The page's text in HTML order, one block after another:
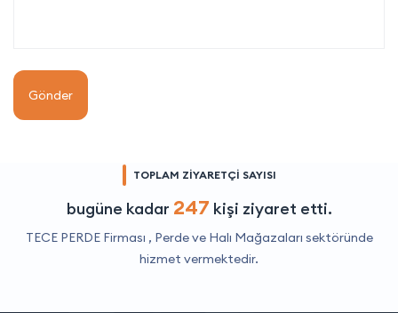
Gönder
TOPLAM ZİYARETÇİ SAYISI
bugüne kadar 247 kişi ziyaret etti.
TECE PERDE Firması , Perde ve Halı Mağazaları sektöründe
hizmet vermektedir.